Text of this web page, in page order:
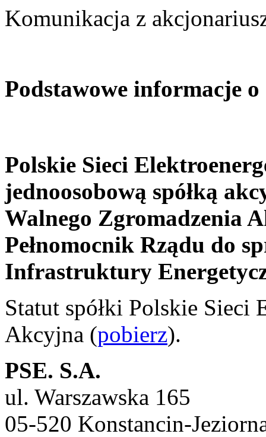
Komunikacja z
Podstawowe informacje o
Polskie Sieci
jednoosobową spółką
Walnego Zgromadzenia
Pełnomocnik Rządu do
Infrastruktury
Statut spółki Polskie Sieci
Akcyjna (pobierz).
PSE. S.A.
ul. Warszawska 165
05-520 Konstancin-